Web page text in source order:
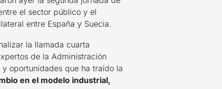
el sector público y el
entre España y Suecia.
la llamada cuarta
de la Administración
oportunidades que ha traído la
en el modelo industrial,